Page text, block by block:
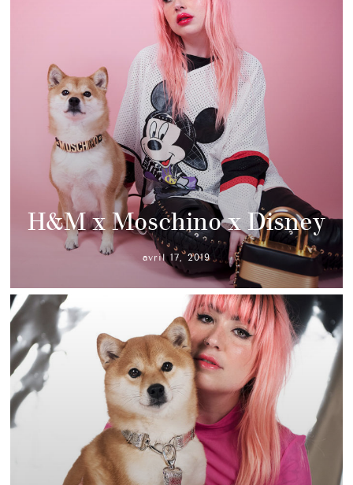
H&M x Moschino x Disney
avril 17, 2019